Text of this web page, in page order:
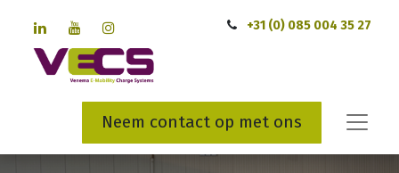
+31 (0) 085 004 35 27
Neem contact op met ons